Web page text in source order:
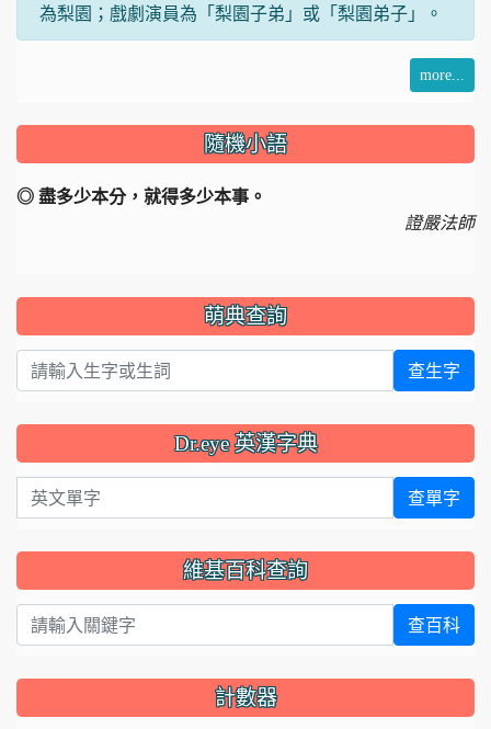
為梨園；戲劇演員為「梨園子弟」或「梨園弟子」。
more...
隨機小語
◎ 盡多少本分，就得多少本事。
證嚴法師
萌典查詢
查生字
Dr.eye 英漢字典
英文單字 查單字
維基百科查詢
查百科
計數器